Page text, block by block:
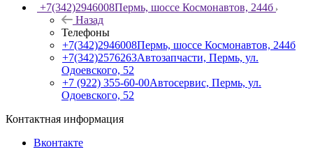
+7(342)2946008Пермь, шоссе Космонавтов, 244б
Назад
Телефоны
+7(342)2946008Пермь, шоссе Космонавтов, 244б
+7(342)2576263Автозапчасти, Пермь, ул.
Одоевского, 52
+7 (922) 355-60-00Автосервис, Пермь, ул.
Одоевского, 52
Контактная информация
Вконтакте